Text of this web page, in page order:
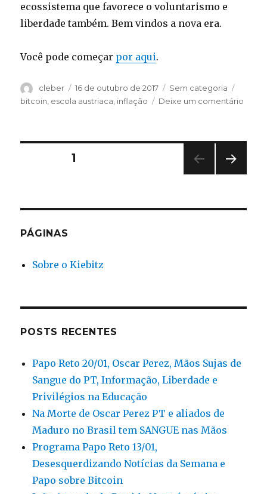
ecossistema que favorece o voluntarismo e
liberdade também. Bem vindos a nova era.
Você pode começar por aqui.
Autor
cleber
Publicado
em
16 de outubro de 2017 Categorias
Sem categoria
bitcoin escola austriaca inflação Deixe um comentário
Paginação
posts
PÁGINA1
NA
PÁGINAS
Sobre o Kiebitz
POSTS RECENTES
Papo Reto 20/01, Oscar Perez, Mãos Sujas de
Sangue do PT, Informação, Liberdade e
Privilégios na Educação
Na Morte de Oscar Perez PT e aliados de
Maduro no Brasil tem SANGUE nas Mãos
Programa Papo Reto 13/01,
Desesquerdizando Notícias da Semana e
Papo sobre Bitcoin